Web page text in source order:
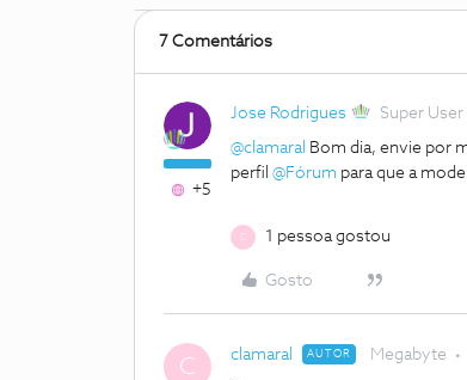
7 Comentários
+5
Jose Rodrigues Super User
@clamaral Bom dia, envie por
perfil @Fórum para que a
C 1 pessoa gostou
Gosto
C clamaral AUTOR Megabyte